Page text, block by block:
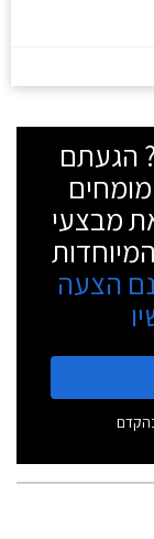
הגעתם
מבצעי
הצעה